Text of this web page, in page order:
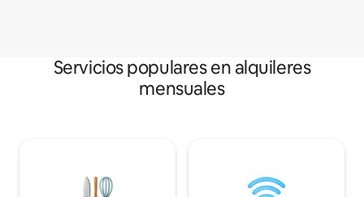
Servicios populares en alquileres
mensuales